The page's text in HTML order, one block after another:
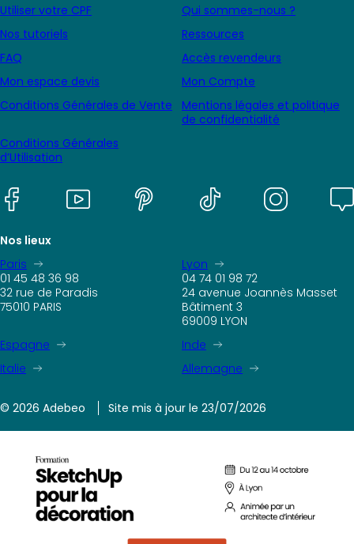
Utiliser votre CPF
Qui sommes-nous ?
Nos tutoriels
Ressources
FAQ
Accès revendeurs
Mon espace devis
Mon Compte
Conditions Générales de Vente
Mentions légales et politique
de confidentialité
Conditions Générales
d’Utilisation
Nos lieux
Paris
01 45 48 36 98
32 rue de Paradis
75010 PARIS
Lyon
04 74 01 98 72
24 avenue Joannès Masset
Bâtiment 3
69009 LYON
Espagne
Inde
Italie
Allemagne
© 2026 Adebeo Site mis à jour le 23/07/2026